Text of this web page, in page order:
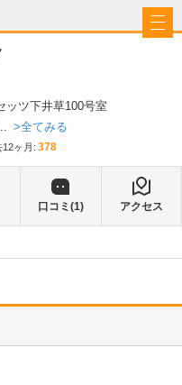
ッツ下井草100号室
全てみる
12ヶ月: 378
口コミ(1) アクセス